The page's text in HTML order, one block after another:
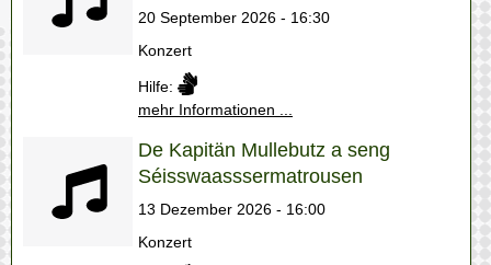
20 September 2026 - 16:30
Konzert
Hilfe:
mehr Informationen ...
De Kapitän Mullebutz a seng
Séisswaasssermatrousen
13 Dezember 2026 - 16:00
Konzert